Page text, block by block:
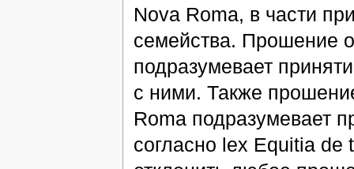
Nova Roma, в части
семейства. Прошение
подразумевает
с ними. Также
Roma подразумевает
согласно lex Equitia